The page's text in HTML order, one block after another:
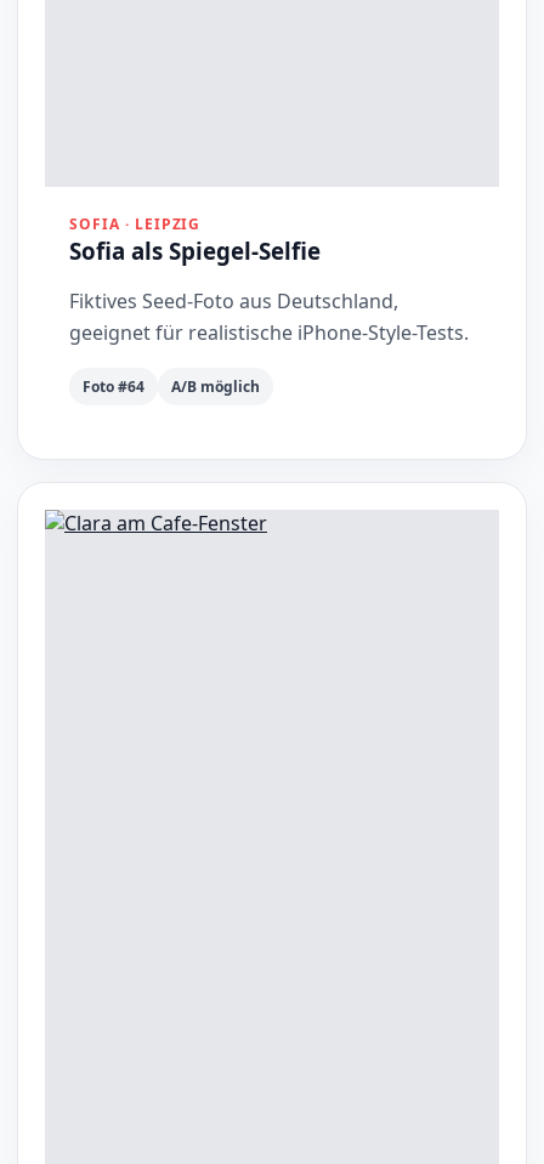
SOFIA · LEIPZIG
Sofia als Spiegel-Selfie
Fiktives Seed-Foto aus Deutschland,
geeignet für realistische iPhone-Style-Tests.
Foto #64 A/B möglich